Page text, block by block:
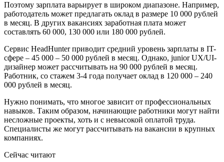
Поэтому зарплата варьирует в широком диапазоне. Например,
работодатель может предлагать оклад в размере 10 000 рублей
в месяц. В других вакансиях заработная плата может
составлять 60 000, 130 000 или 180 000 рублей.
Сервис HeadHunter приводит средний уровень зарплаты в IT-
сфере – 45 000 – 50 000 рублей в месяц. Однако, junior UX/UI-
дизайнер может рассчитывать на 90 000 рублей в месяц.
Работник, со стажем 3-4 года получает оклад в 120 000 – 240
000 рублей в месяц.
Нужно понимать, что многое зависит от профессиональных
навыков. Таким образом, начинающие работники могут найти
несложные проекты, хоть и с невысокой оплатой труда.
Специалисты же могут рассчитывать на вакансии в крупных
компаниях.
Сейчас читают